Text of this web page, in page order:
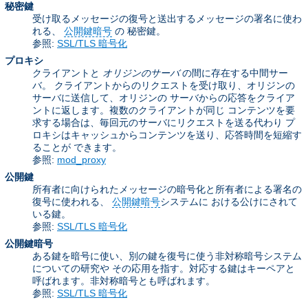
秘密鍵
受け取るメッセージの復号と送出するメッセージの署名に使わ
れる、 公開鍵暗号 の 秘密鍵。
参照: SSL/TLS 暗号化
プロキシ
クライアントと オリジンのサーバの間に存在する中間サー
バ。 クライアントからのリクエストを受け取り、オリジンの
サーバに送信して、オリジンの サーバからの応答をクライア
ントに返します。複数のクライアントが同じ コンテンツを要
求する場合は、毎回元のサーバにリクエストを送る代わり プ
ロキシはキャッシュからコンテンツを送り、応答時間を短縮す
ることが できます。
参照: mod_proxy
公開鍵
所有者に向けられたメッセージの暗号化と所有者による署名の
復号に使われる、 公開鍵暗号システムに おける公けにされて
いる鍵。
参照: SSL/TLS 暗号化
公開鍵暗号
ある鍵を暗号に使い、別の鍵を復号に使う非対称暗号システム
についての研究や その応用を指す。対応する鍵はキーペアと
呼ばれます。非対称暗号とも呼ばれます。
参照: SSL/TLS 暗号化